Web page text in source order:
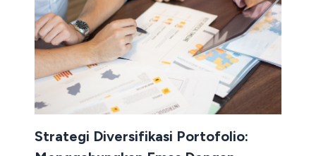
Strategi Diversifikasi Portofolio: